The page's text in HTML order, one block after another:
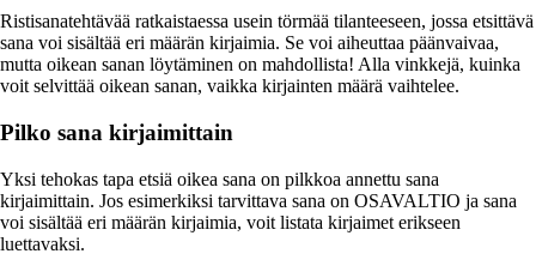
Ristisanatehtävää ratkaistaessa usein törmää tilanteeseen, jossa etsittävä
sana voi sisältää eri määrän kirjaimia. Se voi aiheuttaa päänvaivaa,
mutta oikean sanan löytäminen on mahdollista! Alla vinkkejä, kuinka
voit selvittää oikean sanan, vaikka kirjainten määrä vaihtelee.
Pilko sana kirjaimittain
Yksi tehokas tapa etsiä oikea sana on pilkkoa annettu sana
kirjaimittain. Jos esimerkiksi tarvittava sana on OSAVALTIO ja sana
voi sisältää eri määrän kirjaimia, voit listata kirjaimet erikseen
luettavaksi.